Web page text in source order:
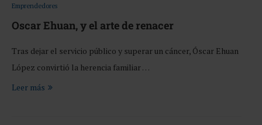
Emprendedores
Oscar Ehuan, y el arte de renacer
Tras dejar el servicio público y superar un cáncer, Óscar Ehuan
López convirtió la herencia familiar …
Leer más